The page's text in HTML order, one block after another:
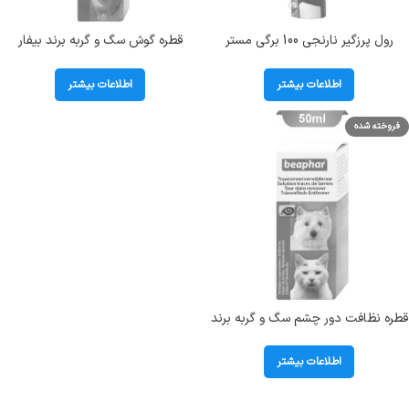
رول پرزگیر نارنجی 100 برگی مستر
اطلاعات بیشتر
قطره گوش سگ و گربه برند بیفار
اطلاعات بیشتر
فروخته شده
قطره نظافت دور چشم سگ و گربه برند
اطلاعات بیشتر